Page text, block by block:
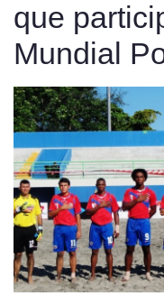
que
Mundial